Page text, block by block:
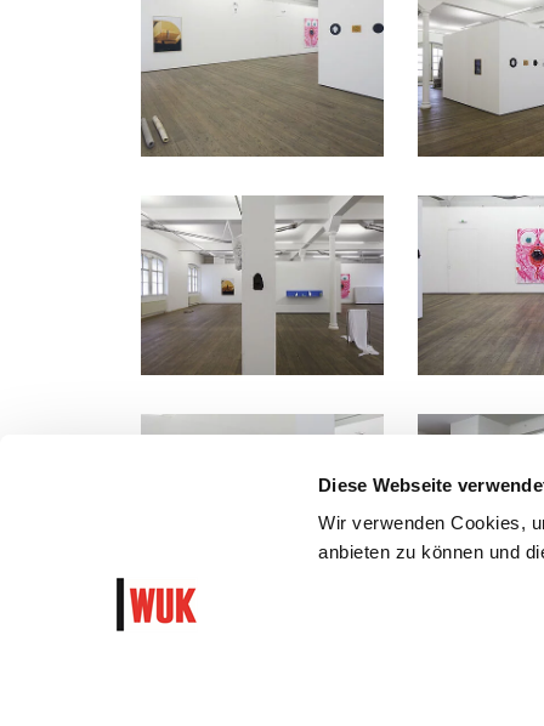
Diese Webseite
Wir verwenden Cookies,
anbieten zu können und